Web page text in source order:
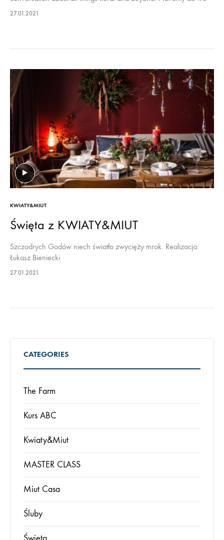
offer transparency in the entire floral chain, but…
27.01.2021
KWIATY&MIUT
Święta z KWIATY&MIUT
Szczodrych Godów niech światło zwycięży mrok. Realizacja:
Łukasz Bieniecki
27.01.2021
CATEGORIES
The Farm
Kurs ABC
Kwiaty&Miut
MASTER CLASS
Miut Casa
Śluby